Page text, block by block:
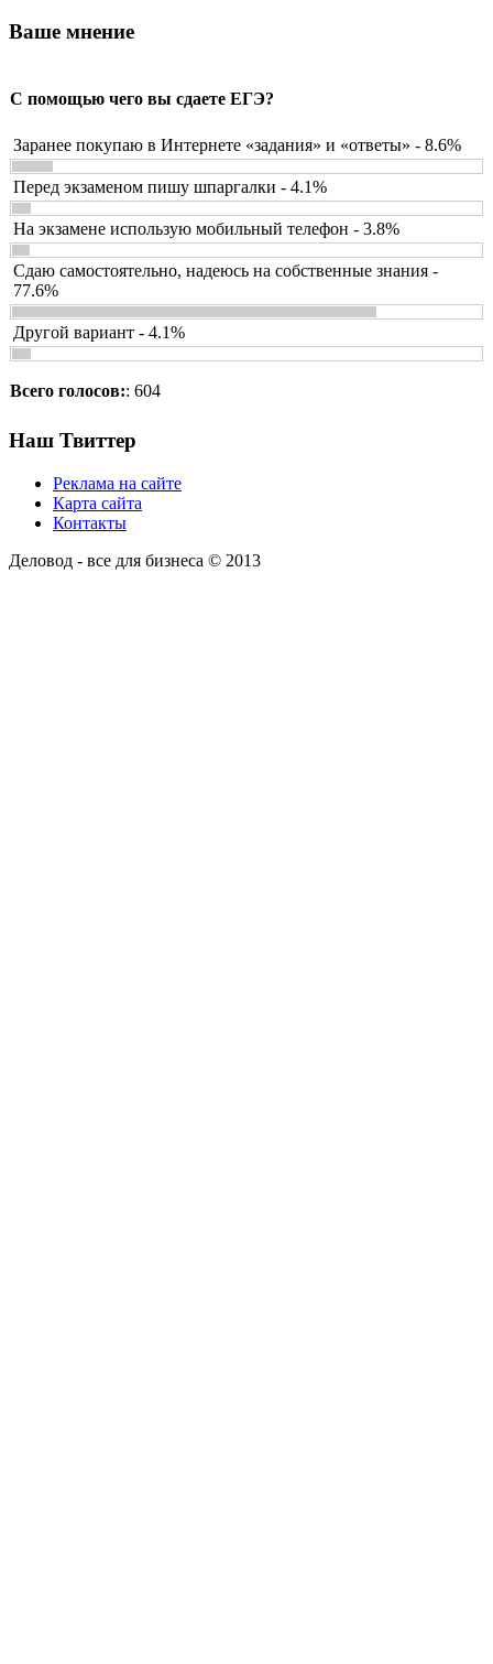
Ваше мнение
С помощью чего вы сдаете ЕГЭ?
Заранее покупаю в Интернете «задания» и «ответы» - 8.6%
Перед экзаменом пишу шпаргалки - 4.1%
На экзамене использую мобильный телефон - 3.8%
Сдаю самостоятельно, надеюсь на собственные знания -
77.6%
Другой вариант - 4.1%
Всего голосов:: 604
Наш Твиттер
Реклама на сайте
Карта сайта
Контакты
Деловод - все для бизнеса © 2013